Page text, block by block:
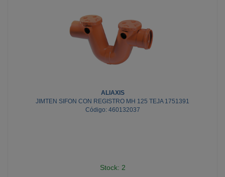
ALIAXIS
JIMTEN SIFON CON REGISTRO MH 125 TEJA 1751391
Código: 460132037
Stock: 2